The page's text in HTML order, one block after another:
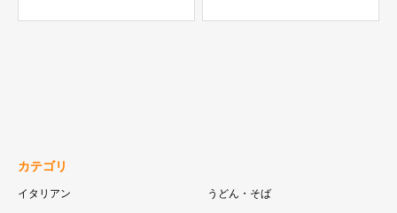
カテゴリ
イタリアン うどん・そば